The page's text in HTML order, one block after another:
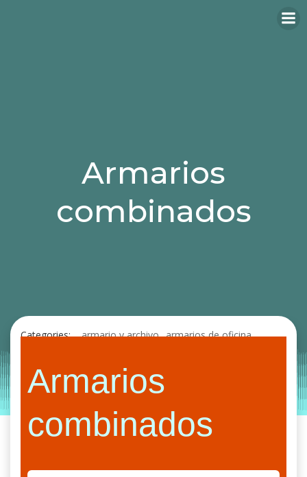
Armarios
combinados
Categories: armario y archivo armarios de oficina
Armarios
combinados